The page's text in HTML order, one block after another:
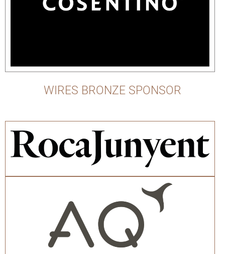
WIRES BRONZE SPONSOR